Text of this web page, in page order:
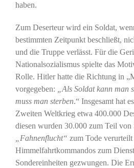
haben.
Zum Deserteur wird ein Soldat,
bestimmten Zeitpunkt beschließt,
und die Truppe verlässt. Für die
Nationalsozialismus spielte das
Rolle. Hitler hatte die Richtung in
vorgegeben:
„Als Soldat kann man
muss man sterben.“ Insgesamt hat
Zweiten Weltkrieg etwa 400.000
diesen wurden 30.000 zum Teil von
„Fahnenflucht“ zum Tode
Himmelfahrtkommandos zum
Sondereinheiten gezwungen. Die